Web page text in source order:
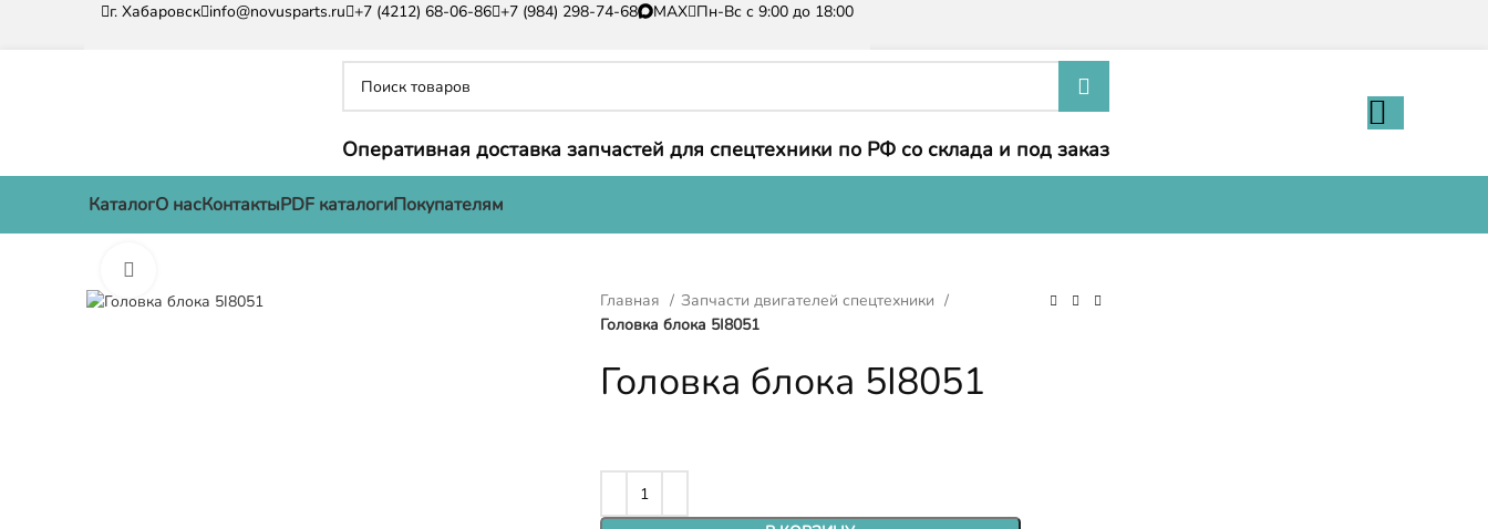
г. Хабаровск info@novusparts.ru +7 (4212) 68-06-86 +7 (984) 298-74-68 MAX Пн-Вс с 9:00 до 18:00
Оперативная доставка запчастей для спецтехники по РФ со склада и под заказ
КаталогО насКонтактыPDF каталогиПокупателям
Главная
Запчасти двигателей спецтехники
Головка блока 5I8051
Головка блока 5I8051